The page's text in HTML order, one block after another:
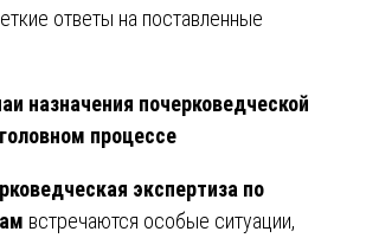
ответы на поставленные
назначения почерковедческой
процессе
экспертиза по
встречаются особые ситуации,